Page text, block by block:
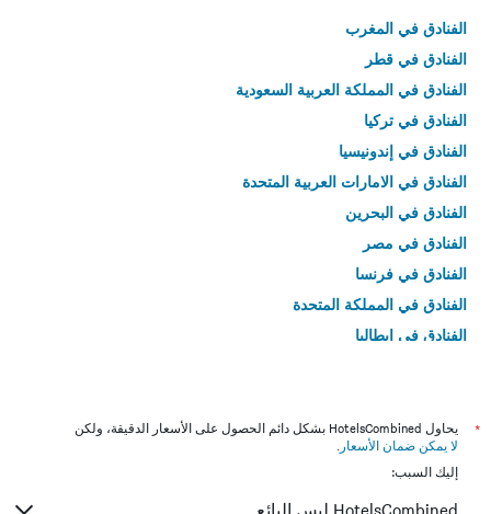
الفنادق في المغرب
الفنادق في قطر
الفنادق في المملكة العربية السعودية
الفنادق في تركيا
الفنادق في إندونيسيا
الفنادق في الامارات العربية المتحدة
الفنادق في البحرين
الفنادق في مصر
الفنادق في فرنسا
الفنادق في المملكة المتحدة
الفنادق في إيطاليا
*
يحاول HotelsCombined بشكل دائم الحصول على الأسعار الدقيقة، ولكن
لا يمكن ضمان الأسعار .
إليك السبب:
HotelsCombined ليس البائع